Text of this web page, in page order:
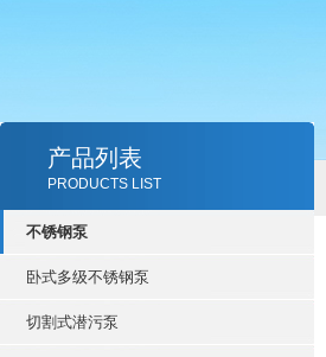
产品列表
PRODUCTS LIST
不锈钢泵
卧式多级不锈钢泵
切割式潜污泵